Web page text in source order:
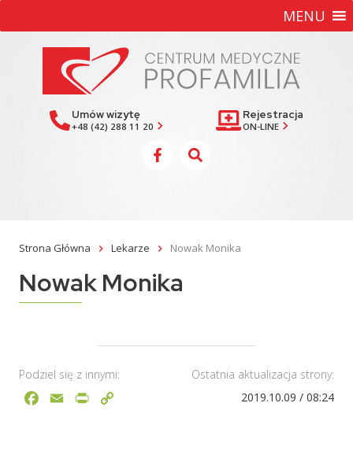
MENU
Umów wizytę
+48 (42) 288 11 20keyboard_arrow_right
Rejestracja
ON-LINEkeyboard_arrow_right
Strona Główna keyboard_arrow_right Lekarze keyboard_arrow_right Nowak Monika
Nowak Monika
Podziel się z innymi:
Facebook
Email Print
Ostatnia aktualizacja strony:
2019.10.09 / 08:24